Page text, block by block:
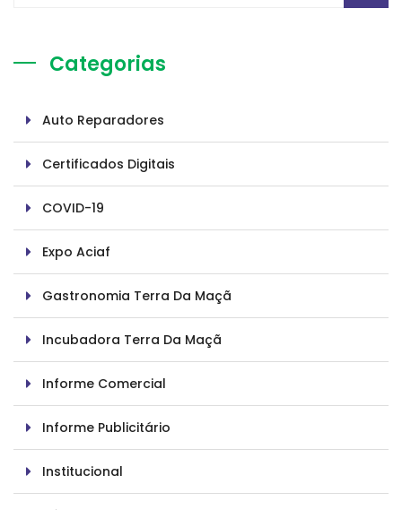
Categorias
Auto Reparadores
Certificados Digitais
COVID-19
Expo Aciaf
Gastronomia Terra Da Maçã
Incubadora Terra Da Maçã
Informe Comercial
Informe Publicitário
Institucional